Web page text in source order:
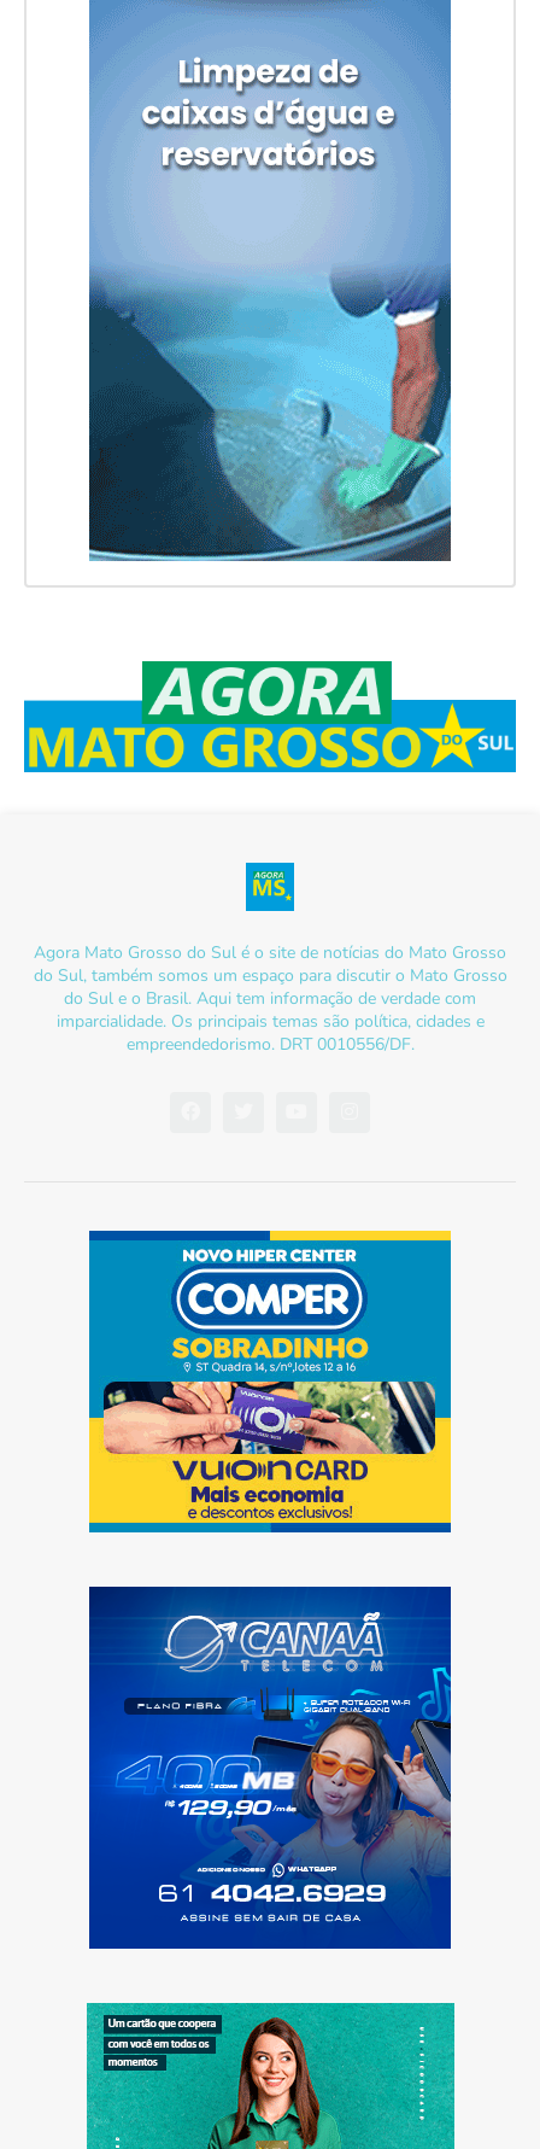
Agora Mato Grosso do Sul é o site de notícias do Mato Grosso
do Sul, também somos um espaço para discutir o Mato Grosso
do Sul e o Brasil. Aqui tem informação de verdade com
imparcialidade. Os principais temas são política, cidades e
empreendedorismo. DRT 0010556/DF.